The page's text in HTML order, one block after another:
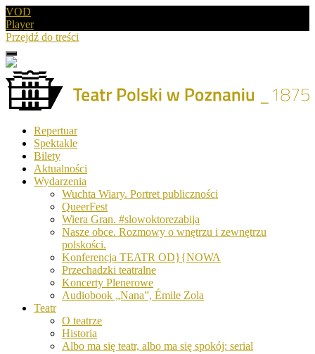
VOD
Player
Przejdź do treści
Menu
Drugie
logo
Teatr
Polski
Poznaniu
Repertuar
Spektakle
Bilety
Aktualności
Wydarzenia
Wuchta Wiary. Portret publiczności
QueerFest
Wiera Gran. #slowoktorezabija
Nasze obce. Rozmowy o wnętrzu i zewnętrzu
polskości.
Konferencja TEATR OD}{NOWA
Przechadzki teatralne
Koncerty Plenerowe
Audiobook „Nana”, Émile Zola
Teatr
O teatrze
Historia
Albo ma się teatr, albo ma się spokój: serial